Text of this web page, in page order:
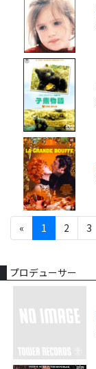
« 1 2 3
プロデューサー